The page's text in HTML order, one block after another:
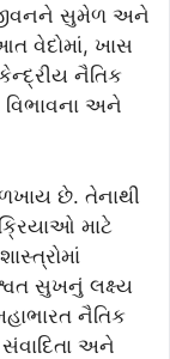
જીવનને સુમેળ અને
વેદોમાં, ખાસ
નૈતિક
વિભાવના અને
છે. તેનાથી
માટે
સુખનું લક્ષ્ય
નૈતિક
અને